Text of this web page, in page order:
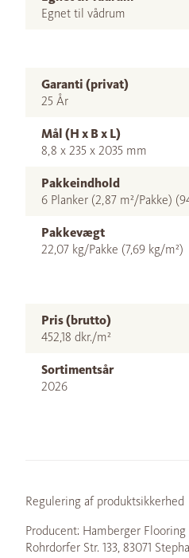
Egnet til vådrum
Garanti (privat)
25 År
Mål (H x B x L)
8,8 x 235 x 2035 mm
Pakkeindhold
6 Planker (2,87 m²/Pakke)
Pakkevægt
22,07 kg/Pakke (7,69 kg/m²)
Pris (brutto)
452,18 dkr./m²
Sortimentsår
2026
Regulering af produktsikkerhed
Producent: Hamberger
Rohrdorfer Str. 133, 83071